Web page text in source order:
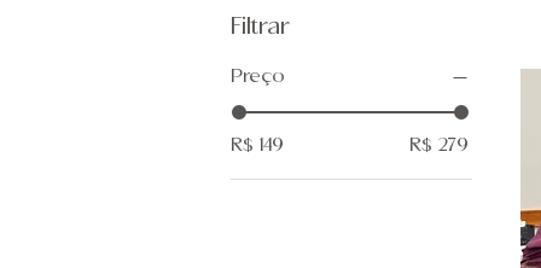
Filtrar
Preço
R$ 149 R$ 279